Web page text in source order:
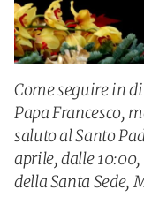
Come seguire in
Papa Francesco,
saluto al Santo
aprile, dalle
della Santa Sede,